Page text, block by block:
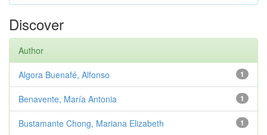
Discover
Author
1
Algora Buenafé, Alfonso
1
Benavente, María Antonia
1
Bustamante Chong, Mariana Elizabeth